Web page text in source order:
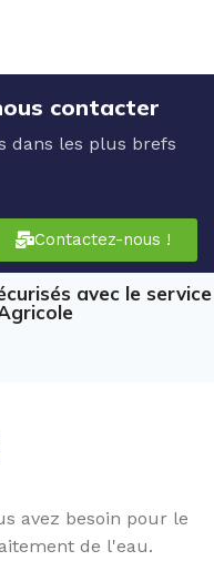
contacter
dans les plus brefs
Contactez-nous !
avec le service
avez besoin pour le
de l'eau.